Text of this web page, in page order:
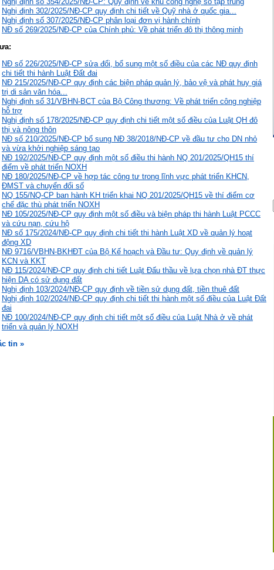
Nghị định 302/2025/NĐ-CP quy định chi tiết về Quỹ nhà ở quốc gia...
Nghị định số 307/2025/NĐ-CP phân loại đơn vị hành chính
NĐ số 269/2025/NĐ-CP của Chính phủ: Về phát triển đô thị thông minh
NĐ số 226/2025/NĐ-CP sửa đổi, bổ sung một số điều của các NĐ quy định
chi tiết thi hành Luật Đất đai
NĐ 215/2025/NĐ-CP quy định các biện pháp quản lý, bảo vệ và phát huy giá
trị di sản văn hóa...
Nghị định số 31/VBHN-BCT của Bộ Công thương: Về phát triển công nghiệp
hỗ trợ
Nghị định số 178/2025/NĐ-CP quy định chi tiết một số điều của Luật QH đô
thị và nông thôn
NĐ số 210/2025/NĐ-CP bổ sung NĐ 38/2018/NĐ-CP về đầu tư cho DN nhỏ
và vừa khởi nghiệp sáng tạo
NĐ 192/2025/NĐ-CP quy định một số điều thi hành NQ 201/2025/QH15 thí
điểm về phát triển NOXH
NĐ 180/2025/NĐ-CP về hợp tác công tư trong lĩnh vực phát triển KHCN,
ĐMST và chuyển đổi số
NQ 155/NQ-CP ban hành KH triển khai NQ 201/2025/QH15 về thí điểm cơ
chế đặc thù phát triển NOXH
NĐ 105/2025/NĐ-CP quy định một số điều và biện pháp thi hành Luật PCCC
và cứu nạn, cứu hộ
NĐ số 175/2024/NĐ-CP quy định chi tiết thi hành Luật XD về quản lý hoạt
động XD
NĐ 9716/VBHN-BKHĐT của Bộ Kế hoạch và Đầu tư: Quy định về quản lý
KCN và KKT
NĐ 115/2024/NĐ-CP quy định chi tiết Luật Đấu thầu về lựa chọn nhà ĐT thực
hiện DA có sử dụng đất
Nghị định 103/2024/NĐ-CP quy định về tiền sử dụng đất, tiền thuê đất
Nghị định 102/2024/NĐ-CP quy định chi tiết thi hành một số điều của Luật Đất
đai
NĐ 100/2024/NĐ-CP quy định chi tiết một số điều của Luật Nhà ở về phát
triển và quản lý NOXH
tin »